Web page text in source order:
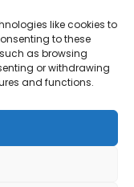
like cookies to
to these
as browsing
or withdrawing
and functions.